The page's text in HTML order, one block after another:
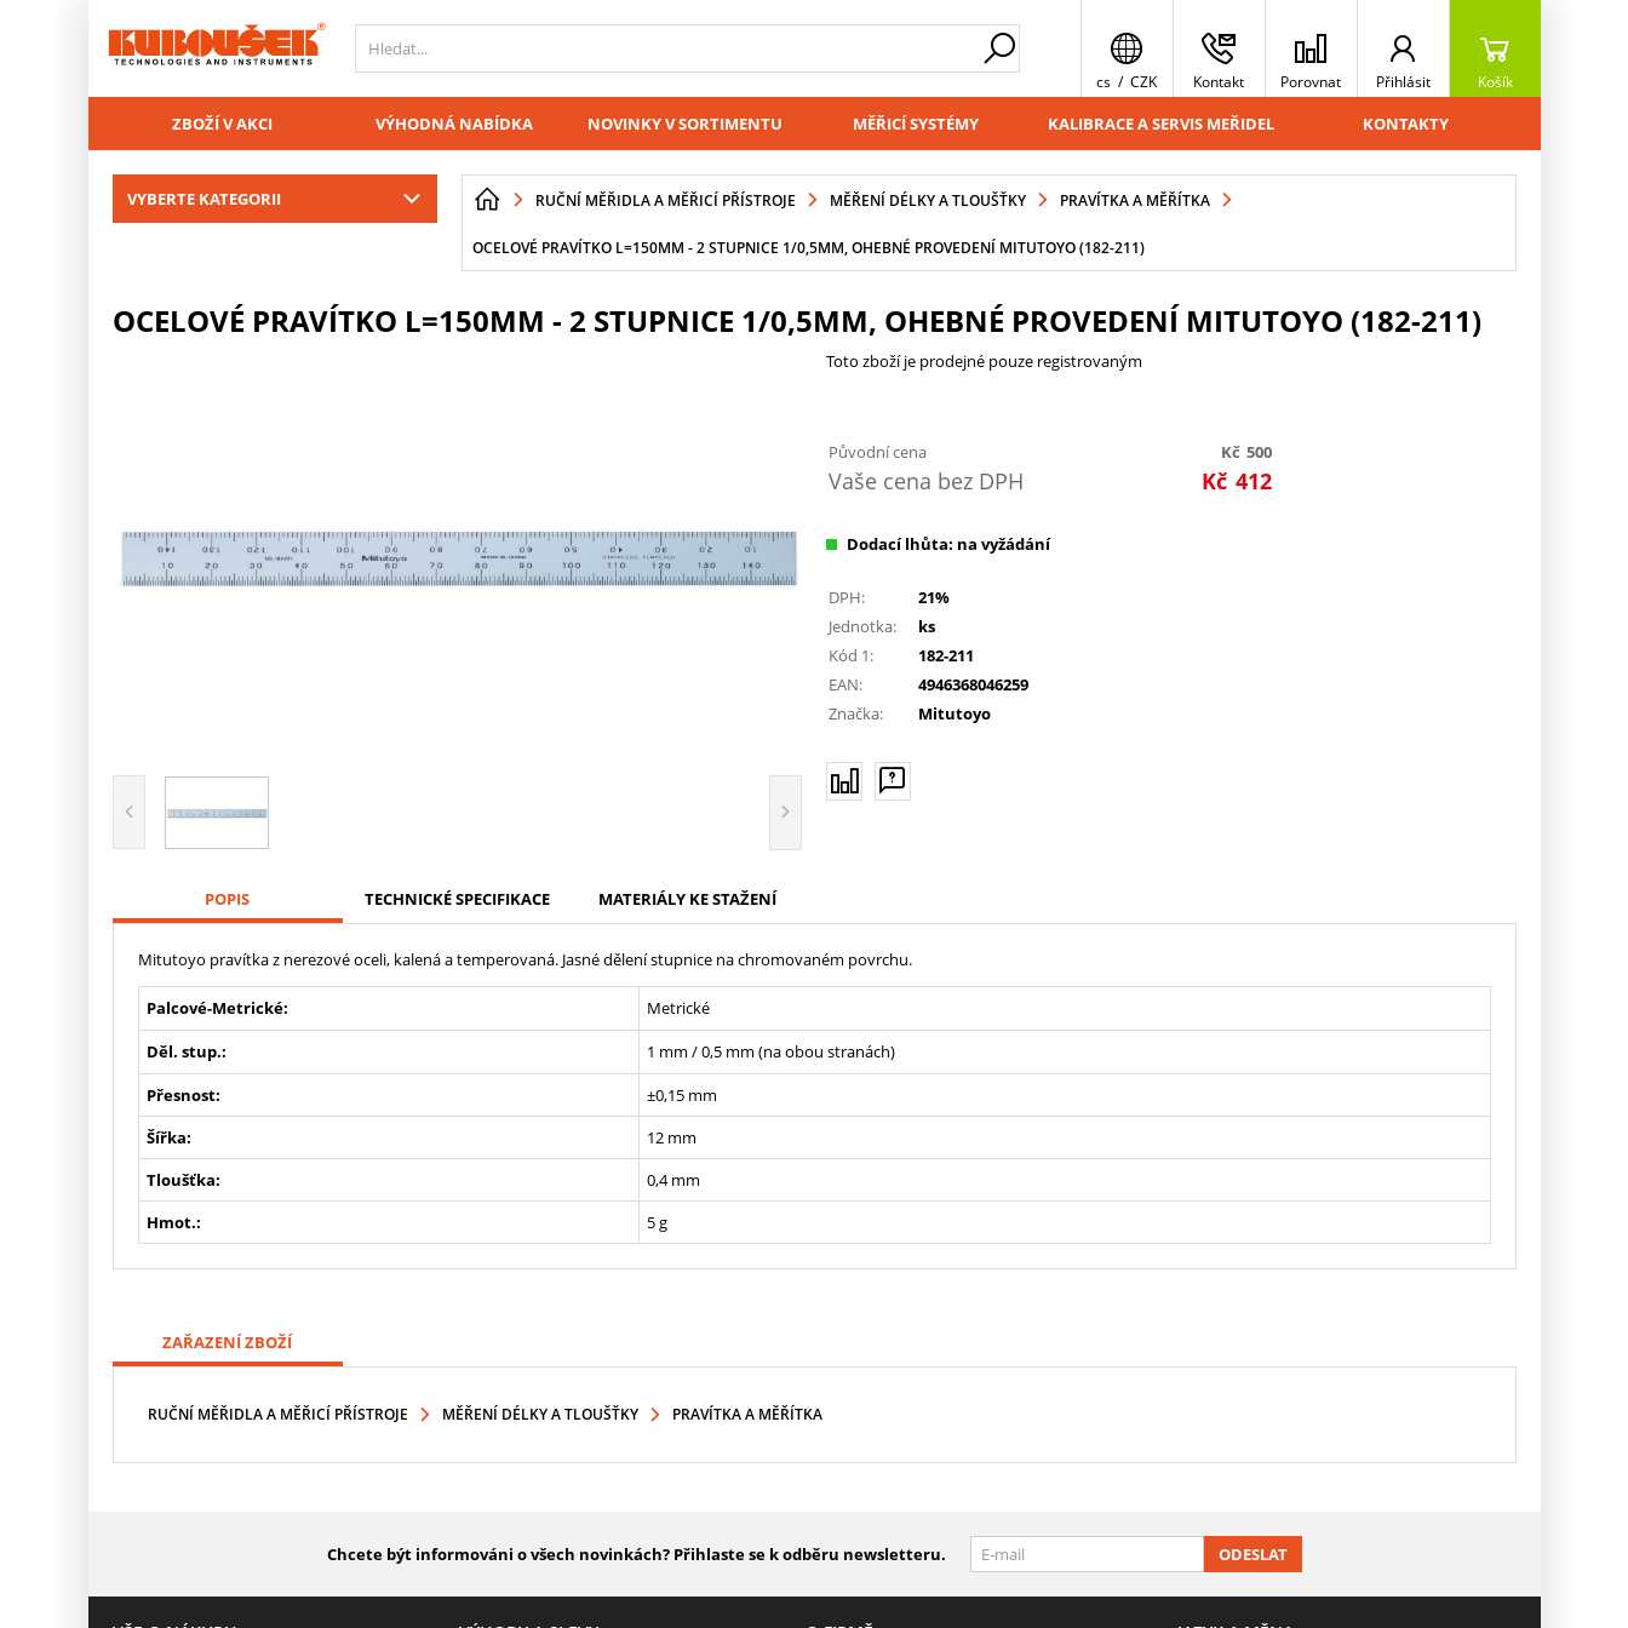
cs / CZK Kontakt Porovnat Přihlásit Košík
ZBOŽÍ V AKCI VÝHODNÁ NABÍDKA NOVINKY V SORTIMENTU MĚŘICÍ SYSTÉMY KALIBRACE A SERVIS MEŘIDEL KONTAKTY
VYBERTE KATEGORII RUČNÍ MĚŘIDLA A MĚŘICÍ PŘÍSTROJE MĚŘENÍ DÉLKY A TLOUŠŤKY PRAVÍTKA A MĚŘÍTKA
OCELOVÉ PRAVÍTKO L=150MM - 2 STUPNICE 1/0,5MM, OHEBNÉ PROVEDENÍ MITUTOYO (182-211)
OCELOVÉ PRAVÍTKO L=150MM - 2 STUPNICE 1/0,5MM, OHEBNÉ PROVEDENÍ MITUTOYO (182-211)
Toto zboží je prodejné pouze registrovaným
Původní cena 500
Kč
Vaše cena bez DPH 412
Kč
Dodací lhůta: na vyžádání
DPH:
21%
Jednotka:
ks
Kód 1:
182-211
EAN:
4946368046259
Značka:
Mitutoyo
POPIS TECHNICKÉ SPECIFIKACE MATERIÁLY KE STAŽENÍ
Mitutoyo pravítka z nerezové oceli, kalená a temperovaná. Jasné dělení stupnice na chromovaném povrchu.
Palcové-Metrické:
Metrické
Děl. stup.:
1 mm / 0,5 mm (na obou stranách)
Přesnost:
±0,15 mm
Šířka:
12 mm
Tloušťka:
0,4 mm
Hmot.:
5 g
ZAŘAZENÍ ZBOŽÍ
RUČNÍ MĚŘIDLA A MĚŘICÍ PŘÍSTROJE MĚŘENÍ DÉLKY A TLOUŠŤKY PRAVÍTKA A MĚŘÍTKA
Chcete být informováni o všech novinkách? Přihlaste se k odběru newsletteru. ODESLAT